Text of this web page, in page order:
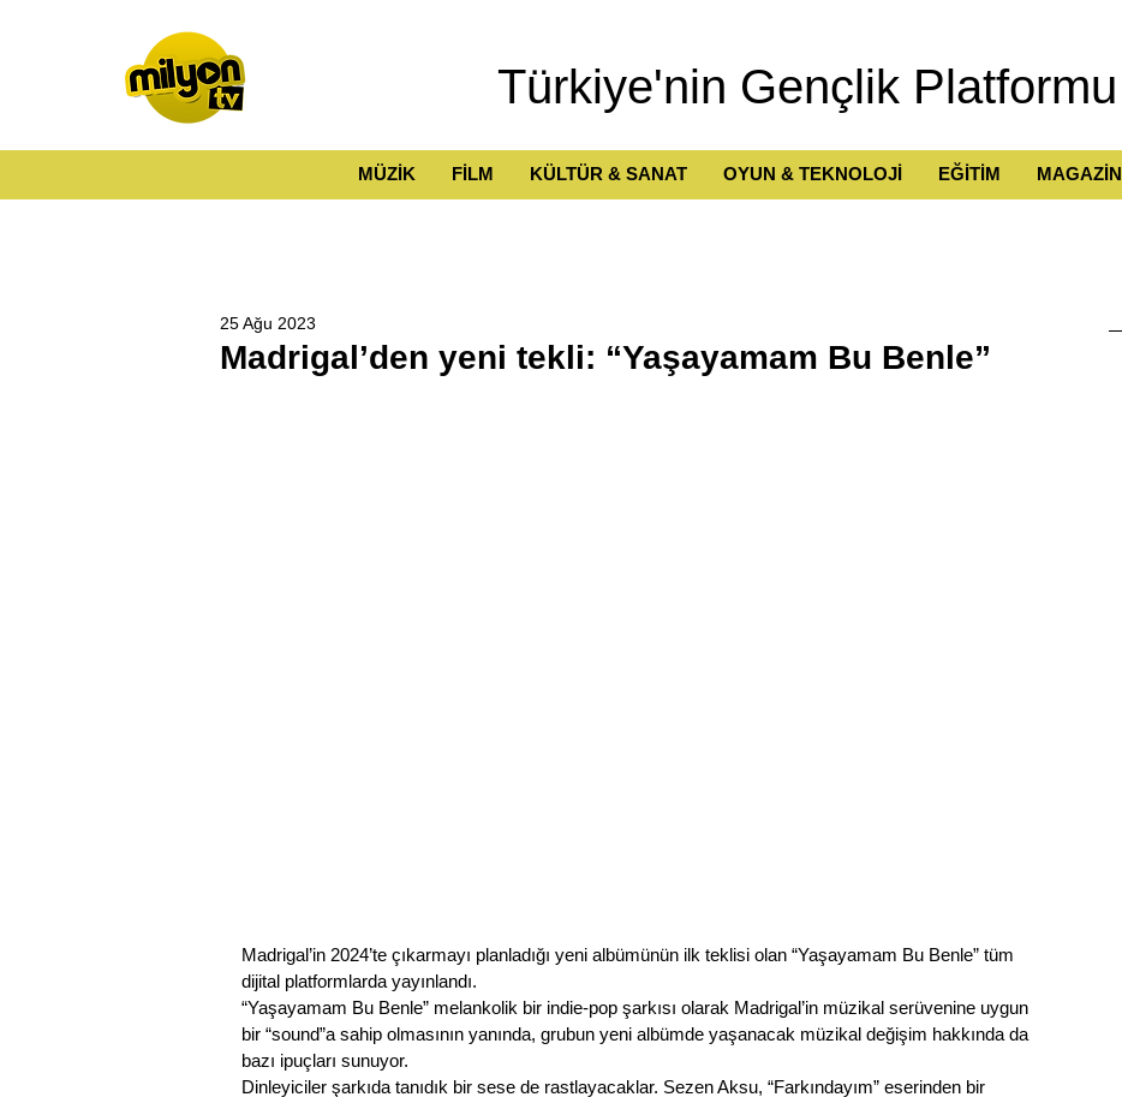
Türkiye'nin Gençlik Platformu
MÜZİK FİLM KÜLTÜR & SANAT OYUN & TEKNOLOJİ EĞİTİM MAGAZİN
Madrigal’den yeni tekli: “Yaşayamam Bu Benle”
25 Ağu 2023
Madrigal’in 2024’te çıkarmayı planladığı yeni albümünün ilk teklisi olan “Yaşayamam Bu Benle” tüm
dijital platformlarda yayınlandı.
“Yaşayamam Bu Benle” melankolik bir indie-pop şarkısı olarak Madrigal’in müzikal serüvenine uygun
bir “sound”a sahip olmasının yanında, grubun yeni albümde yaşanacak müzikal değişim hakkında da
bazı ipuçları sunuyor.
Dinleyiciler şarkıda tanıdık bir sese de rastlayacaklar. Sezen Aksu, “Farkındayım” eserinden bir